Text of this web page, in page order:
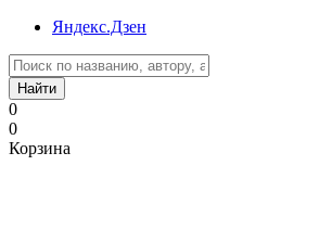
Яндекс.Дзен
Найти
0
0
Корзина